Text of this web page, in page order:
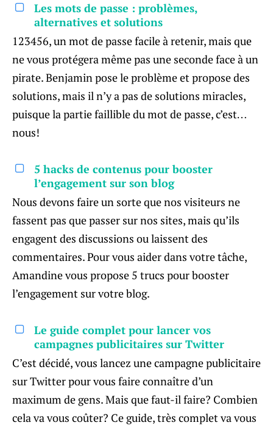
Les mots de passe : problèmes,
alternatives et solutions
123456, un mot de passe facile à retenir, mais que
ne vous protégera même pas une seconde face à un
pirate. Benjamin pose le problème et propose des
solutions, mais il n’y a pas de solutions miracles,
puisque la partie faillible du mot de passe, c’est…
nous!
5 hacks de contenus pour booster
l’engagement sur son blog
Nous devons faire un sorte que nos visiteurs ne
fassent pas que passer sur nos sites, mais qu’ils
engagent des discussions ou laissent des
commentaires. Pour vous aider dans votre tâche,
Amandine vous propose 5 trucs pour booster
l’engagement sur votre blog.
Le guide complet pour lancer vos
campagnes publicitaires sur Twitter
C’est décidé, vous lancez une campagne publicitaire
sur Twitter pour vous faire connaître d’un
maximum de gens. Mais que faut-il faire? Combien
cela va vous coûter? Ce guide, très complet va vous